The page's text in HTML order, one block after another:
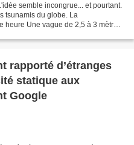
semble incongrue... et pourtant.
tsunamis du globe. La
Une vague de 2,5 à 3 mètres
rapporté d’étranges
statique aux
Google